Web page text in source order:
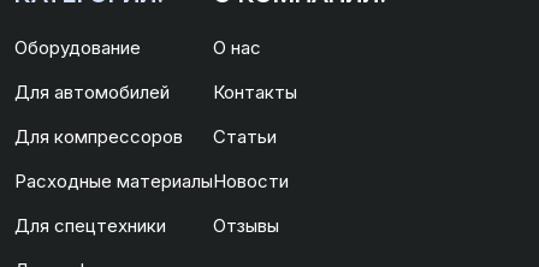
Оборудование
Для автомобилей
Для компрессоров
Расходные материалы
Для спецтехники
О нас
Контакты
Статьи
Новости
Отзывы